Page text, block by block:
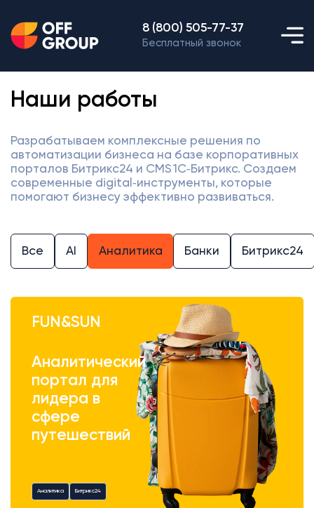
8 (800) 505-77-37
Бесплатный звонок
Наши работы
Разрабатываем комплексные решения по
автоматизации бизнеса на базе корпоративных
порталов Битрикс24 и CMS 1С‑Битрикс. Создаем
современные digital‑инструменты, которые
помогают бизнесу эффективно развиваться.
Все AI Аналитика Банки Битрикс24
FUN&SUN
Аналитический
портал для
лидера в
сфере
путешествий
Аналитика Битрикс24